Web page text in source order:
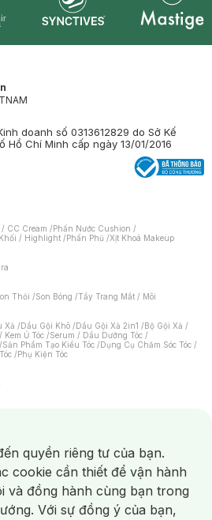
doanh số 0313612829 do Sở Kế
Chí Minh cấp ngày 13/01/2016
/ CC Cream /Phấn Nước Cushion /
/ Highlight /Phấn Phủ /Xịt Khoá Makeup
Thỏi /Son Bóng /Tẩy Trang Mắt / Môi
Xả /Dầu Gội Khô /Dầu Gội Xả 2in1 /Bộ Gội Xả /
Kem Ủ Tóc /Serum / Dầu Dưỡng Tóc /
/Sản Phẩm Tạo Kiểu Tóc /Dụng Cụ Chăm Sóc Tóc /
/Phụ Kiện Tóc
/Mặt Nạ Xông Hơi /Nước Rửa Tay/
Đánh Răng /Bàn Chải Điện/
/Máy Tăm Nước/ Nước Súc Miệng/
/ Dung Dịch Vệ Sinh/Dưỡng Vùng Kín/
Vệ Sinh/Tampon/Bọt Cạo Râu /Dao Cạo Râu/
quyền riêng tư của bạn.
cookie cần thiết để vận hành
và đồng hành cùng bạn trong
Với sự đồng ý của bạn,